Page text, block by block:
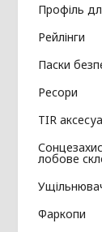
Профіль
Рейлінги
Паски
Ресори
TIR
лобове
Фаркопи